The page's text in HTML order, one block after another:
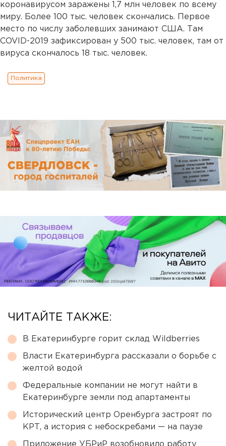
коронавирусом заражены 1,7 млн человек по всему
миру. Более 100 тыс. человек скончались. Первое
место по числу заболевших занимают США. Там
COVID-2019 зафиксирован у 500 тыс. человек, там от
вируса скончалось 18 тыс. человек.
Политика
ЧИТАЙТЕ ТАКЖЕ:
В Екатеринбурге горит склад Wildberries
Власти Екатеринбурга рассказали о борьбе с
желтой водой
Федеральные компании не могут найти в
Екатеринбурге земли под апартаменты
Исторический центр Оренбурга застроят по
КРТ, а история с небоскребами — на паузе
Приложение УБРиР возобновило работу